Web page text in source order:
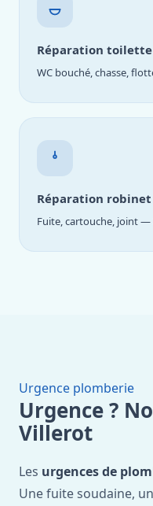
Réparation toilette
WC bouché, chasse,
Réparation robinet
Fuite, cartouche, joint —
Urgence plomberie
Urgence ?
Villerot
Les urgences de
Une fuite soudaine,